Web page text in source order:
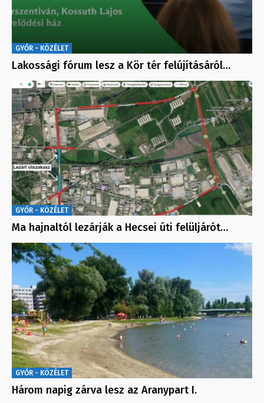
GYŐR - KÖZÉLET
Lakossági fórum lesz a Kör tér felújításáról…
GYŐR - KÖZÉLET
Ma hajnaltól lezárják a Hecsei úti felüljárót…
GYŐR - KÖZÉLET
Három napig zárva lesz az Aranypart I.